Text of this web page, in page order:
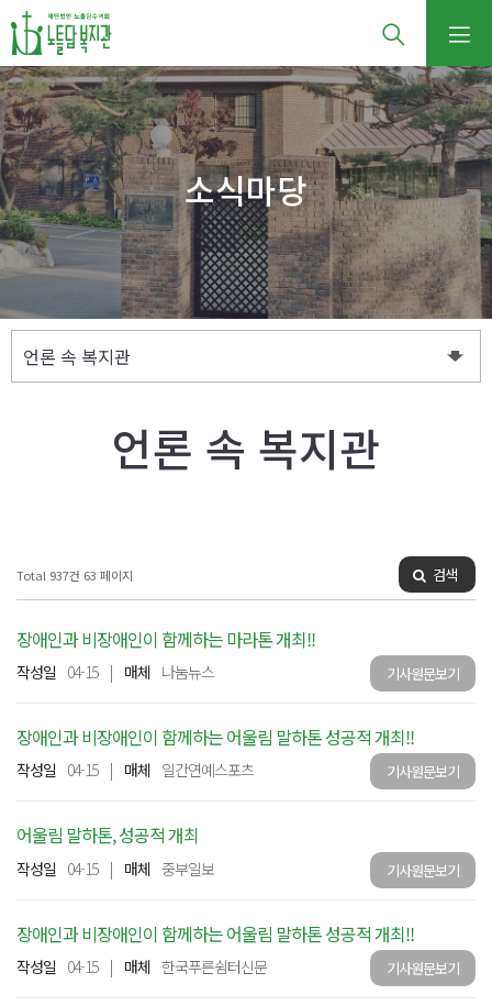
소식마당
언론 속 복지관
Total 937건 63 페이지 검색
장애인과 비장애인이 함께하는 마라톤 개최!!
작성일 04-15 | 매체 나눔뉴스 기사원문보기
장애인과 비장애인이 함께하는 어울림 말하톤 성공적 개최!!
작성일 04-15 | 매체 일간연예스포츠 기사원문보기
어울림 말하톤, 성공적 개최
작성일 04-15 | 매체 중부일보 기사원문보기
장애인과 비장애인이 함께하는 어울림 말하톤 성공적 개최!!
작성일 04-15 | 매체 한국푸른쉼터신문 기사원문보기